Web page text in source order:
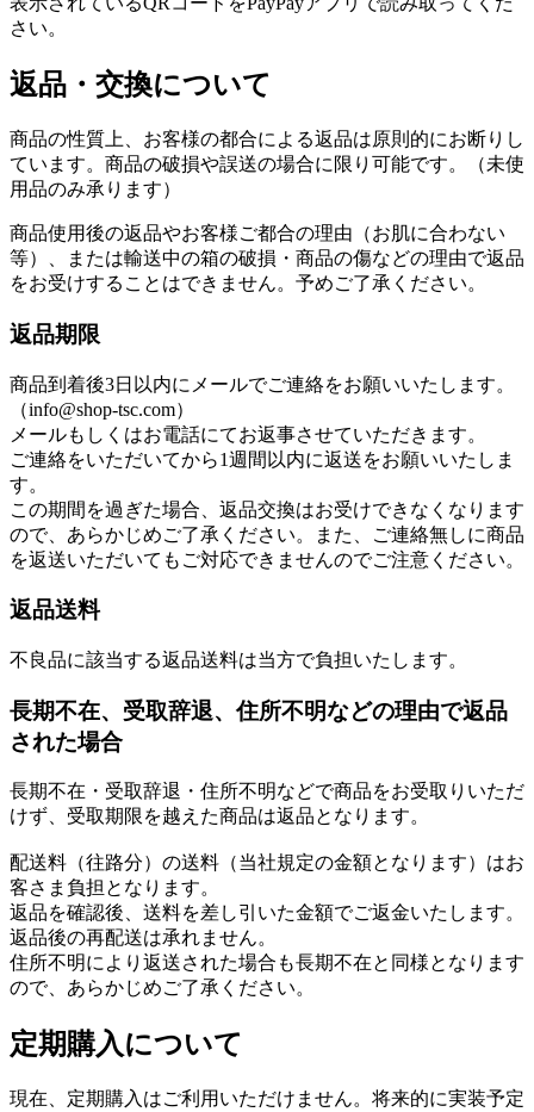
さい。
返品・交換について
商品の性質上、お客様の都合による返品は原則的にお断りし
ています。商品の破損や誤送の場合に限り可能です。（未使
用品のみ承ります）
商品使用後の返品やお客様ご都合の理由（お肌に合わない
等）、または輸送中の箱の破損・商品の傷などの理由で返品
をお受けすることはできません。予めご了承ください。
返品期限
商品到着後3日以内にメールでご連絡をお願いいたします。
（info@shop-tsc.com）
メールもしくはお電話にてお返事させていただきます。
ご連絡をいただいてから1週間以内に返送をお願いいたしま
す。
この期間を過ぎた場合、返品交換はお受けできなくなります
ので、あらかじめご了承ください。また、ご連絡無しに商品
を返送いただいてもご対応できませんのでご注意ください。
返品送料
不良品に該当する返品送料は当方で負担いたします。
長期不在、受取辞退、住所不明などの理由で返品
された場合
長期不在・受取辞退・住所不明などで商品をお受取りいただ
けず、受取期限を越えた商品は返品となります。
配送料（往路分）の送料（当社規定の金額となります）はお
客さま負担となります。
返品を確認後、送料を差し引いた金額でご返金いたします。
返品後の再配送は承れません。
住所不明により返送された場合も長期不在と同様となります
ので、あらかじめご了承ください。
定期購入について
現在、定期購入はご利用いただけません。将来的に実装予定